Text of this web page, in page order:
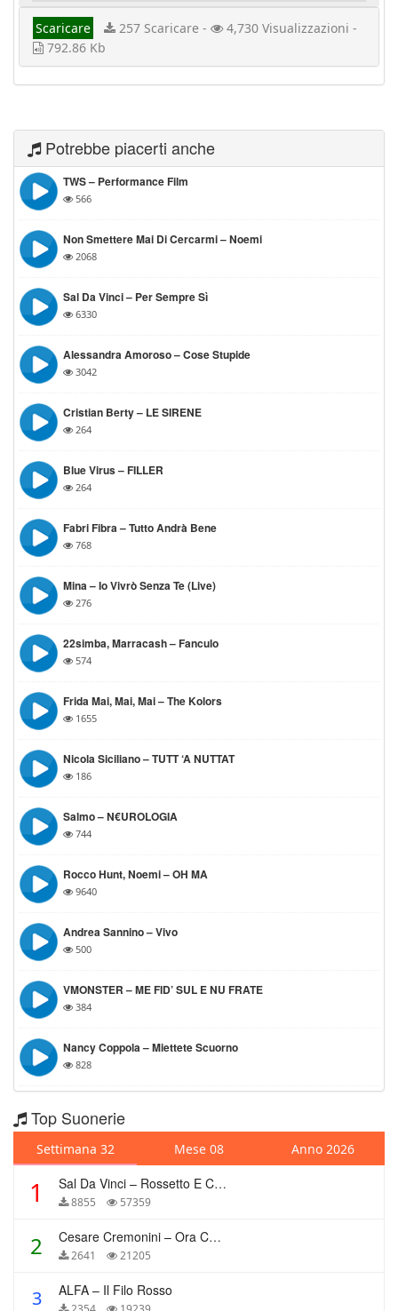
Scaricare 257 Scaricare -
4,730 Visualizzazioni -
792.86 Kb
Potrebbe piacerti anche
TWS – Performance Film
566
Non Smettere Mai Di Cercarmi – Noemi
2068
Sal Da Vinci – Per Sempre Sì
6330
Alessandra Amoroso – Cose Stupide
3042
Cristian Berty – LE SIRENE
264
Blue Virus – FILLER
264
Fabri Fibra – Tutto Andrà Bene
768
Mina – Io Vivrò Senza Te (Live)
276
22simba, Marracash – Fanculo
574
Frida Mai, Mai, Mai – The Kolors
1655
Nicola Siciliano – TUTT ‘A NUTTAT
186
Salmo – N€UROLOGIA
744
Rocco Hunt, Noemi – OH MA
9640
Andrea Sannino – Vivo
500
VMONSTER – ME FID’ SUL E NU FRATE
384
Nancy Coppola – Miettete Scuorno
828
Top Suonerie
Settimana 32 Mese 08 Anno 2026
1 Sal Da Vinci – Rossetto E Caffè
8855 57359
2 Cesare Cremonini – Ora Che Non Ho Più Te
2641 21205
3 ALFA – Il Filo Rosso